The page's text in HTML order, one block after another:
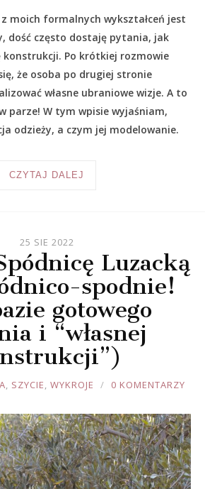
z moich formalnych wykształceń jest
dość często dostaję pytania, jak
konstrukcji. Po krótkiej rozmowie
że osoba po drugiej stronie
własne ubraniowe wizje. A to
parze! W tym wpisie wyjaśniam,
odzieży, a czym jej modelowanie.
CZYTAJ DALEJ
25 SIE 2022
Luzacką
spodnie!
gotowego
i “własnej
, SZYCIE, WYKROJE 0 KOMENTARZY